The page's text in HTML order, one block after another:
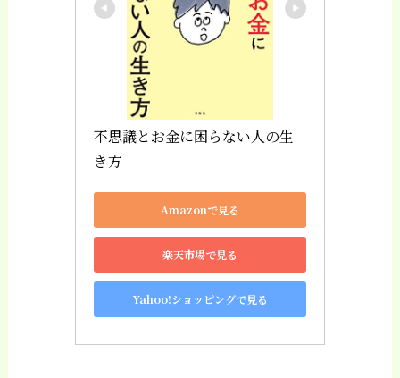
不思議とお金に困らない人の生
き方
Amazonで見る
楽天市場で見る
Yahoo!ショッピングで見る